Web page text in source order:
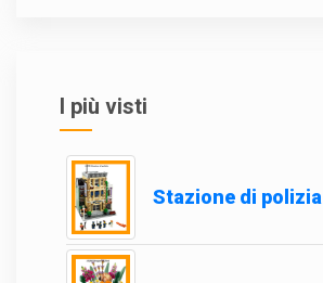
I più visti
Stazione di polizia